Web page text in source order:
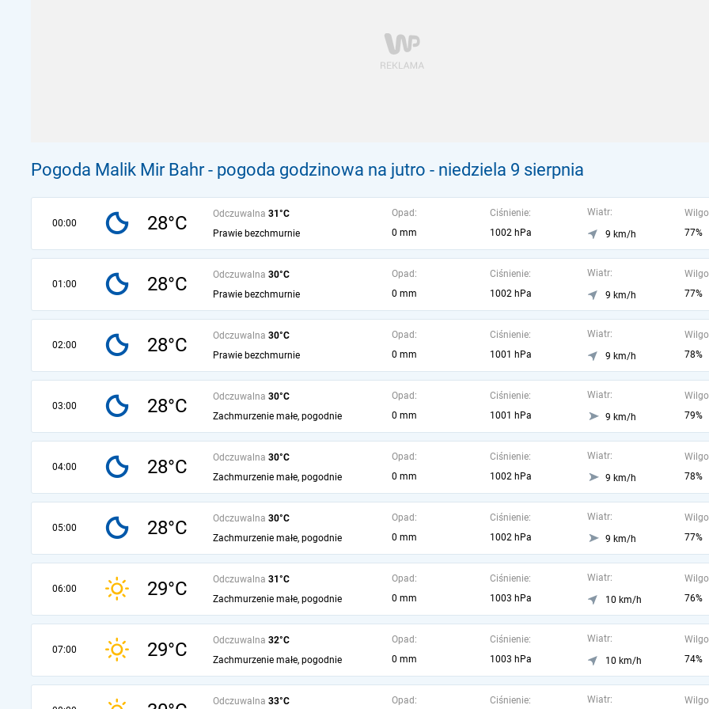
Pogoda Malik Mir Bahr - pogoda godzinowa na jutro - niedziela 9 sierpnia
00:00 28°C Odczuwalna 31°C
Prawie bezchmurnie
Opad:
0 mm
Ciśnienie:
1002 hPa
Wiatr:
9 km/h
77%
01:00 28°C Odczuwalna 30°C
Prawie bezchmurnie
Opad:
0 mm
Ciśnienie:
1002 hPa
Wiatr:
9 km/h
77%
02:00 28°C Odczuwalna 30°C
Prawie bezchmurnie
Opad:
0 mm
Ciśnienie:
1001 hPa
Wiatr:
9 km/h
78%
03:00 28°C Odczuwalna 30°C
Zachmurzenie małe, pogodnie
Opad:
0 mm
Ciśnienie:
1001 hPa
Wiatr:
9 km/h
79%
04:00 28°C Odczuwalna 30°C
Zachmurzenie małe, pogodnie
Opad:
0 mm
Ciśnienie:
1002 hPa
Wiatr:
9 km/h
78%
05:00 28°C Odczuwalna 30°C
Zachmurzenie małe, pogodnie
Opad:
0 mm
Ciśnienie:
1002 hPa
Wiatr:
9 km/h
77%
06:00 29°C Odczuwalna 31°C
Zachmurzenie małe, pogodnie
Opad:
0 mm
Ciśnienie:
1003 hPa
Wiatr:
10 km/h
76%
07:00 29°C Odczuwalna 32°C
Zachmurzenie małe, pogodnie
Opad:
0 mm
Ciśnienie:
1003 hPa
Wiatr:
10 km/h
74%
Odczuwalna 33°C Opad: Ciśnienie: Wiatr: